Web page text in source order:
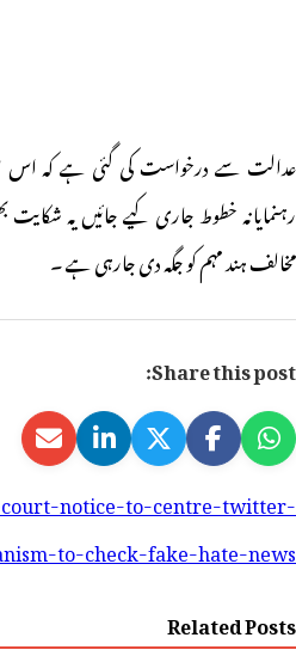
عدالت سے درخواست کی گئی ہے کہ اس
رہنمایانہ خطوط جاری کیے جائیں یہ
مخالف ہند مہم کو جگہ دی جارہی ہے ۔
Share this post:
notice-to-centre-twitter-
to-check-fake-hate-news
Related Posts